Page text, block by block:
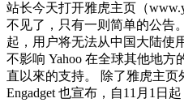
站长今天打开雅虎主页（
不见了，只有一则简单的公告
起，用户将无法从中国大陆使
不影响 Yahoo 在全球其他地
直以來的支持。 除了雅虎主
Engadget 也宣布，自11月1日起